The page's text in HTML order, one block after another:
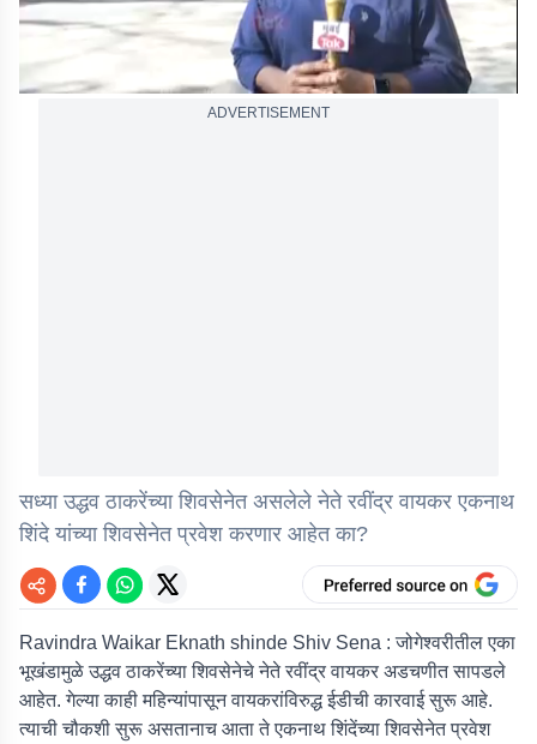
ADVERTISEMENT
सध्या उद्धव ठाकरेंच्या शिवसेनेत असलेले नेते रवींद्र वायकर एकनाथ
शिंदे यांच्या शिवसेनेत प्रवेश करणार आहेत का?
Ravindra Waikar Eknath shinde Shiv Sena : जोगेश्वरीतील एका
भूखंडामुळे उद्धव ठाकरेंच्या शिवसेनेचे नेते रवींद्र वायकर अडचणीत सापडले
आहेत. गेल्या काही महिन्यांपासून वायकरांविरुद्ध ईडीची कारवाई सुरू आहे.
त्याची चौकशी सुरू असतानाच आता ते एकनाथ शिंदेंच्या शिवसेनेत प्रवेश